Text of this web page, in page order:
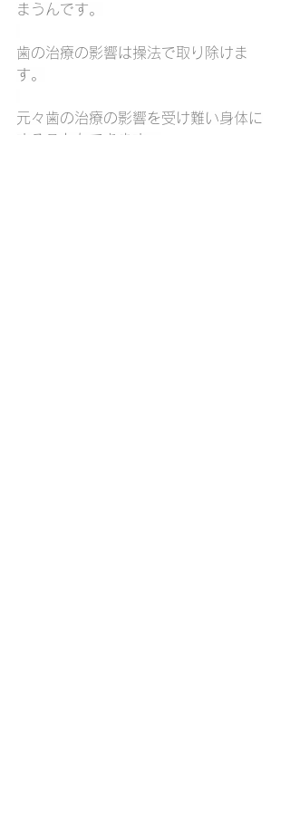
まうんです。
歯の治療の影響は操法で取り除けま
す。
元々歯の治療の影響を受け難い身体に
することもできます。